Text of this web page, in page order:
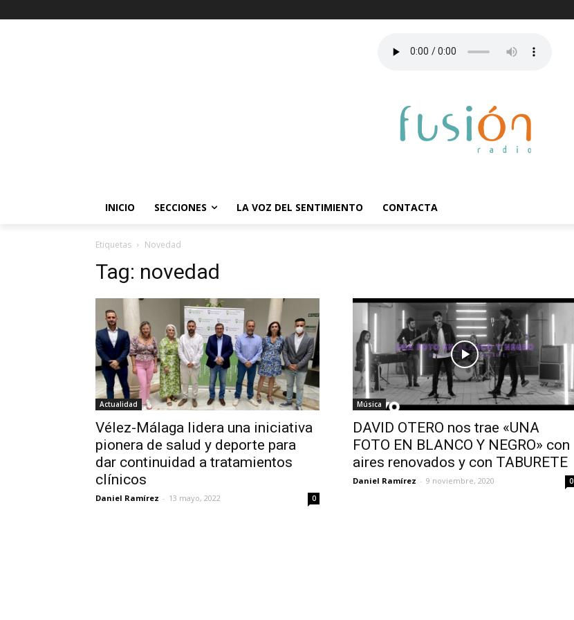
INICIO SECCIONES LA VOZ DEL SENTIMIENTO CONTACTA
Etiquetas Novedad
Tag: novedad
Actualidad
Vélez-Málaga lidera una iniciativa
pionera de salud y deporte para
dar continuidad a tratamientos
clínicos
Daniel Ramírez - 13 mayo, 2022 0
Música
DAVID OTERO nos trae «UNA
FOTO EN BLANCO Y NEGRO» con
aires renovados y con TABURETE
Daniel Ramírez - 9 noviembre, 2020 0